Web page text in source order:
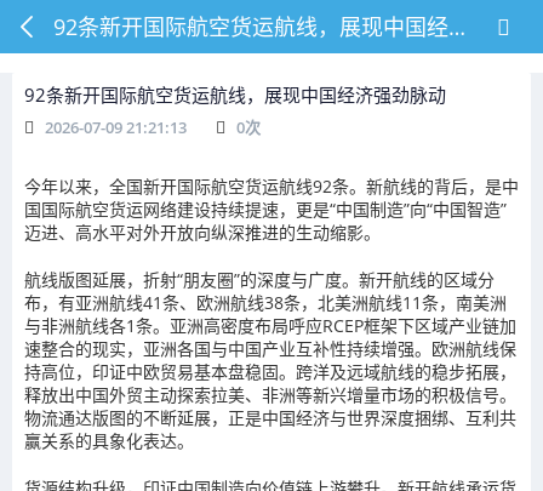
92条新开国际航空货运航线，展现中国经济强劲脉动
92条新开国际航空货运航线，展现中国经济强劲脉动
2026-07-09 21:21:13 0次
今年以来，全国新开国际航空货运航线92条。新航线的背后，是中
国国际航空货运网络建设持续提速，更是“中国制造”向“中国智造”
迈进、高水平对外开放向纵深推进的生动缩影。
航线版图延展，折射“朋友圈”的深度与广度。新开航线的区域分
布，有亚洲航线41条、欧洲航线38条，北美洲航线11条，南美洲
与非洲航线各1条。亚洲高密度布局呼应RCEP框架下区域产业链加
速整合的现实，亚洲各国与中国产业互补性持续增强。欧洲航线保
持高位，印证中欧贸易基本盘稳固。跨洋及远域航线的稳步拓展，
释放出中国外贸主动探索拉美、非洲等新兴增量市场的积极信号。
物流通达版图的不断延展，正是中国经济与世界深度捆绑、互利共
赢关系的具象化表达。